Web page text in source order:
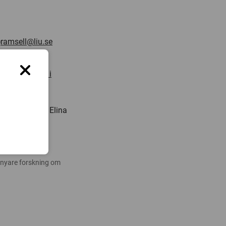
ramsell@liu.se
som deltar i
och Elina
forskning om